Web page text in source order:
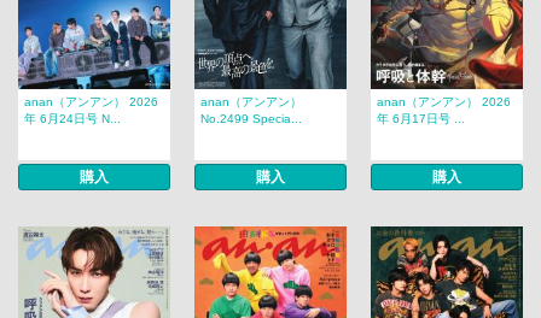
anan（アンアン） 2026
年 6月24日号 N...
購入
anan（アンアン）
No.2499 Specia...
購入
anan（アンアン） 2026
年 6月17日号 ...
購入